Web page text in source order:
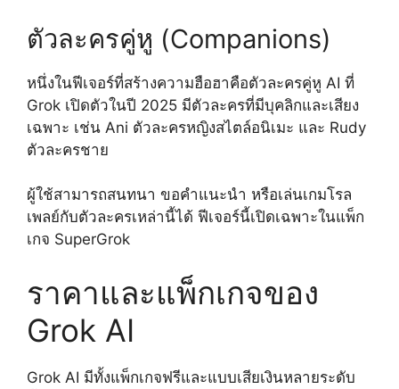
ตัวละครคู่หู (Companions)
หนึ่งในฟีเจอร์ที่สร้างความฮือฮาคือตัวละครคู่หู AI ที่
Grok เปิดตัวในปี 2025 มีตัวละครที่มีบุคลิกและเสียง
เฉพาะ เช่น Ani ตัวละครหญิงสไตล์อนิเมะ และ Rudy
ตัวละครชาย
ผู้ใช้สามารถสนทนา ขอคำแนะนำ หรือเล่นเกมโรล
เพลย์กับตัวละครเหล่านี้ได้ ฟีเจอร์นี้เปิดเฉพาะในแพ็ก
เกจ SuperGrok
ราคาและแพ็กเกจของ
Grok AI
Grok AI มีทั้งแพ็กเกจฟรีและแบบเสียเงินหลายระดับ